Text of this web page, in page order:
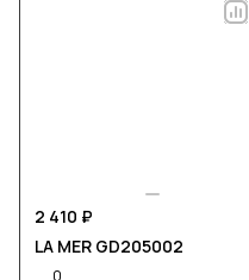
2 410 ₽
LA MER GD205002
0